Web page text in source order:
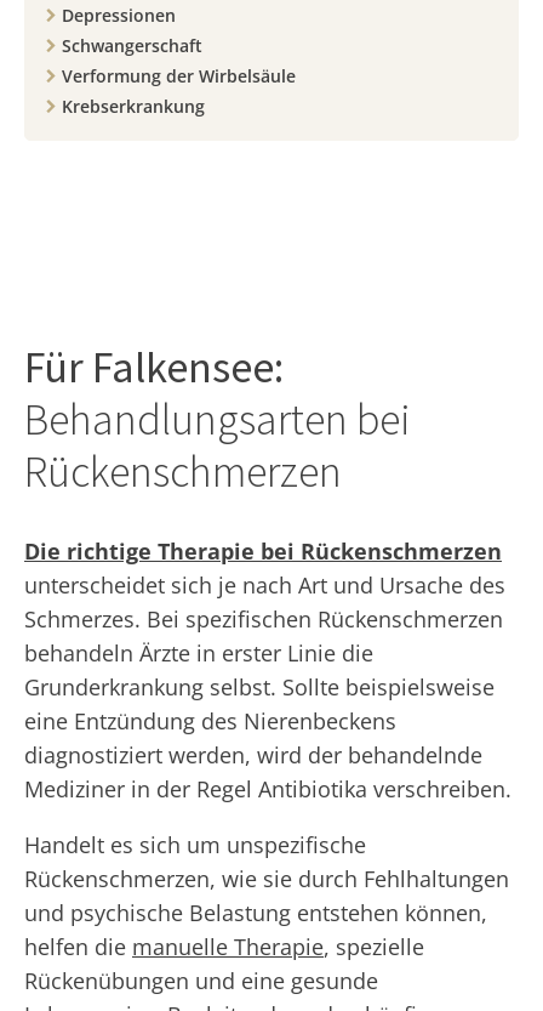
Depressionen
Schwangerschaft
Verformung der Wirbelsäule
Krebserkrankung
Für Falkensee:
Behandlungsarten bei
Rückenschmerzen
Die richtige Therapie bei Rückenschmerzen
unterscheidet sich je nach Art und Ursache des
Schmerzes. Bei spezifischen Rückenschmerzen
behandeln Ärzte in erster Linie die
Grunderkrankung selbst. Sollte beispielsweise
eine Entzündung des Nierenbeckens
diagnostiziert werden, wird der behandelnde
Mediziner in der Regel Antibiotika verschreiben.
Handelt es sich um unspezifische
Rückenschmerzen, wie sie durch Fehlhaltungen
und psychische Belastung entstehen können,
helfen die manuelle Therapie, spezielle
Rückenübungen und eine gesunde